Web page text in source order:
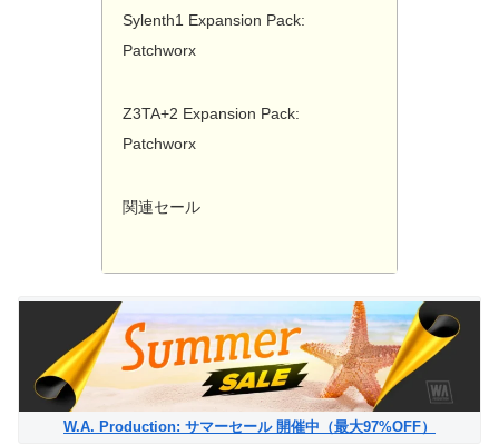
Sylenth1 Expansion Pack:
Patchworx
Z3TA+2 Expansion Pack:
Patchworx
関連セール
W.A. Production: サマーセール 開催中（最大97%OFF）